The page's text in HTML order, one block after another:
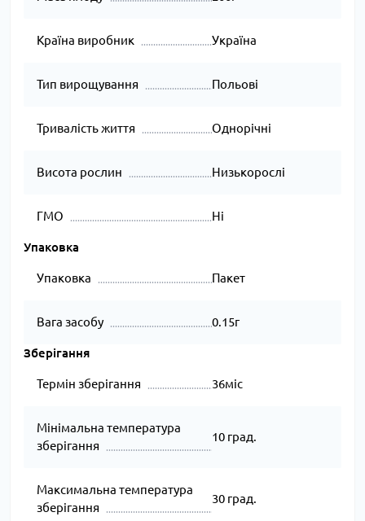
Країна виробник Україна
Тип вирощування Польові
Тривалість життя Однорічні
Висота рослин Низькорослі
ГМО Ні
Упаковка
Упаковка Пакет
Вага засобу 0.15г
Зберігання
Термін зберігання 36міс
Мінімальна температура
зберігання
10 град.
Максимальна температура
зберігання
30 град.